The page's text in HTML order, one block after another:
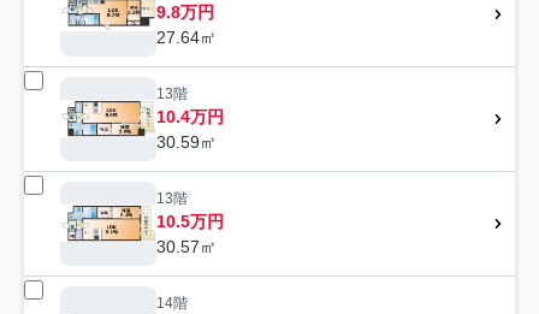
9.8万円
27.64㎡
13階
10.4万円
30.59㎡
13階
10.5万円
30.57㎡
14階